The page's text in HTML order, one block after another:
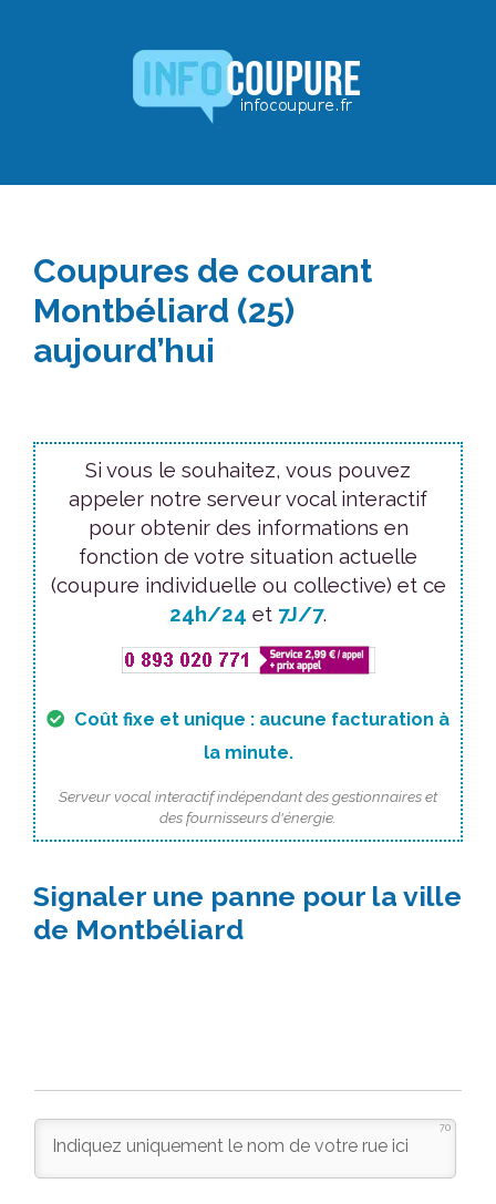
Coupures de courant
Montbéliard (25)
aujourd’hui
Si vous le souhaitez, vous pouvez
appeler notre serveur vocal interactif
pour obtenir des informations en
fonction de votre situation actuelle
(coupure individuelle ou collective) et ce
24h/24 et 7J/7.
Coût fixe et unique : aucune facturation à
la minute.
Serveur vocal interactif indépendant des gestionnaires et
des fournisseurs d'énergie.
Signaler une panne pour la ville
de Montbéliard
70